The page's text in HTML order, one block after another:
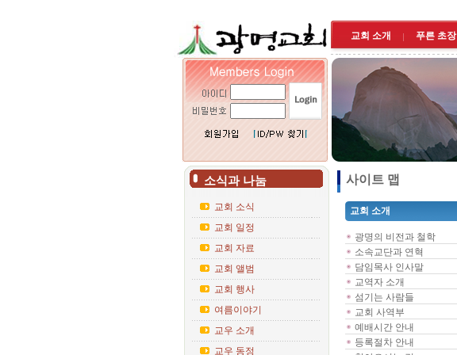
교회 소개 푸른 초장
소식과 나눔
교회 소식
교회 일정
교회 자료
교회 앨범
교회 행사
여름이야기
교우 소개
교우 동정
사이트 맵
교회 소개
광명의 비전과 철학
소속교단과 연혁
담임목사 인사말
교역자 소개
섬기는 사람들
교회 사역부
예배시간 안내
등록절차 안내